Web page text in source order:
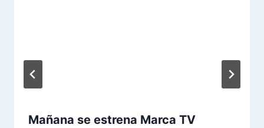
Mañana se estrena Marca TV